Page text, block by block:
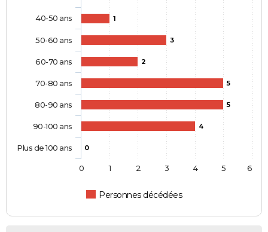
1
3
2
5
5
4
0
Personnes décédées
40-50 ans
50-60 ans
60-70 ans
70-80 ans
80-90 ans
90-100 ans
Plus de 100 ans
0 1 2 3 4 5 6